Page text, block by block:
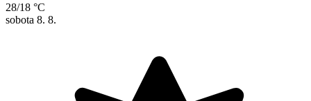
28/18 °C
sobota 8. 8.